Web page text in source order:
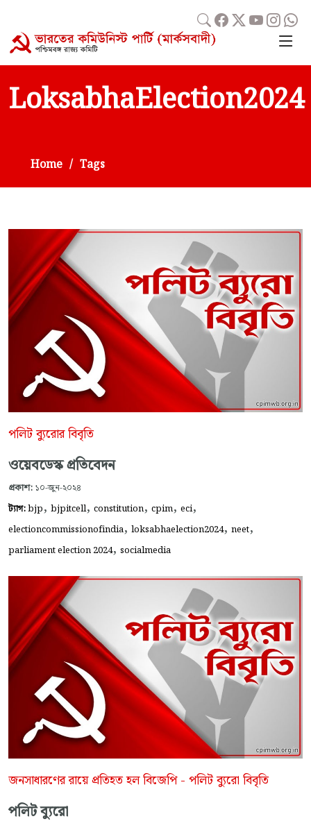
LoksabhaElection2024
Home Tags
পলিট ব্যুরোর বিবৃতি
ওয়েবডেস্ক প্রতিবেদন
প্রকাশ: ১০-জুন-২০২৪
ট্যাগ:bjp, bjpitcell, constitution, cpim, eci,
electioncommissionofindia, loksabhaelection2024, neet,
parliament election 2024, socialmedia
জনসাধারণের রায়ে প্রতিহত হল বিজেপি - পলিট ব্যুরো বিবৃতি
পলিট ব্যুরো